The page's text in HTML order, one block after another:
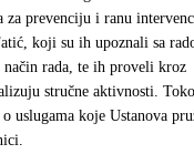
za prevenciju i ranu
koji su ih upoznali sa
rada, te ih proveli kroz
stručne aktivnosti.
uslugama koje Ustanova